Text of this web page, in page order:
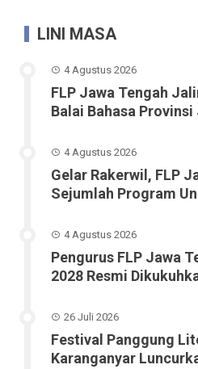
LINI MASA
4 Agustus 2026
FLP Jawa Tengah
Balai Bahasa
4 Agustus 2026
Gelar Rakerwil, FLP
Sejumlah Program
4 Agustus 2026
Pengurus FLP Jawa
2028 Resmi
26 Juli 2026
Festival Panggung
Karanganyar